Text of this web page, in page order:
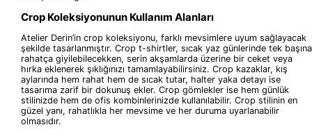
Crop Koleksiyonunun Kullanım Alanları
Atelier Derin’in crop koleksiyonu, farklı mevsimlere uyum sağlayacak
şekilde tasarlanmıştır. Crop t-shirtler, sıcak yaz günlerinde tek başına
rahatça giyilebilecekken, serin akşamlarda üzerine bir ceket veya
hırka eklenerek şıklığınızı tamamlayabilirsiniz. Crop kazaklar, kış
aylarında hem rahat hem de sıcak tutar, halter yaka detayı ise
tasarıma zarif bir dokunuş ekler. Crop gömlekler ise hem günlük
stilinizde hem de ofis kombinlerinizde kullanılabilir. Crop stilinin en
güzel yanı, rahatlıkla her mevsime ve her duruma uyarlanabilir
olmasıdır.